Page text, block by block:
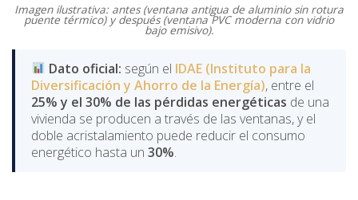
Imagen ilustrativa: antes (ventana antigua de aluminio sin rotura
puente térmico) y después (ventana PVC moderna con vidrio
bajo emisivo).
Dato oficial: según el IDAE (Instituto para la
Diversificación y Ahorro de la Energía), entre el
25% y el 30% de las pérdidas energéticas de una
vivienda se producen a través de las ventanas, y el
doble acristalamiento puede reducir el consumo
energético hasta un 30%.